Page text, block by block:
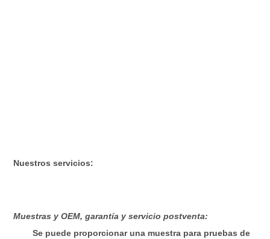
Nuestros servicios:
Muestras y OEM, garantía y servicio postventa:
Se puede proporcionar una muestra para pruebas de